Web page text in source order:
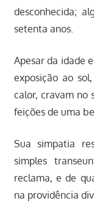
desconhecida;
setenta anos.
Apesar da idade
exposição ao
calor, cravam no
feições de uma
Sua simpatia
simples
reclama, e de
na providência